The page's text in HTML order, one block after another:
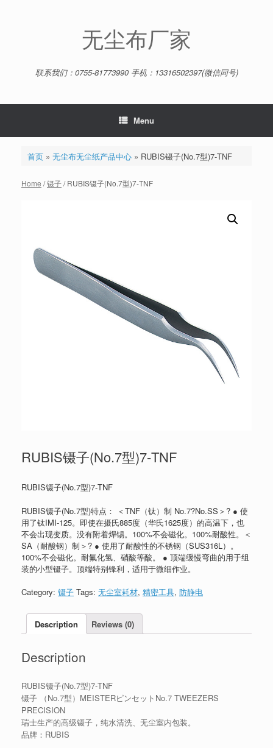
无尘布厂家
联系我们：0755-81773990 手机：13316502397(微信同号)
Menu
首页» 无尘布无尘纸产品中心» RUBIS镊子(No.7型)7-TNF
Home /镊子/ RUBIS镊子(No.7型)7-TNF
RUBIS镊子(No.7型)7-TNF
RUBIS镊子(No.7型)7-TNF
RUBIS镊子(No.7型)特点： ＜TNF（钛）制 No.7?No.SS＞? ● 使
用了钛IMI-125。即使在摄氏885度（华氏1625度）的高温下，也
不会出现变质。没有附着焊锡。100%不会磁化。100%耐酸性。＜
SA（耐酸钢）制＞? ● 使用了耐酸性的不锈钢（SUS316L）。
100%不会磁化。耐氟化氢、硝酸等酸。 ● 顶端缓慢弯曲的用于组
装的小型镊子。顶端特别锋利，适用于微细作业。
Category: 镊子 Tags: 无尘室耗材, 精密工具, 防静电
Description Reviews (0)
Description
RUBIS镊子(No.7型)7-TNF
镊子 （No.7型）MEISTERピンセットNo.7 TWEEZERS
PRECISION
瑞士生产的高级镊子，纯水清洗、无尘室内包装。
品牌：RUBIS